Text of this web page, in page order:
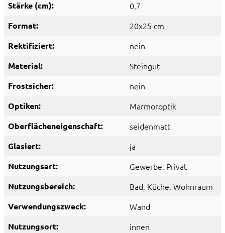
Stärke (cm): 0,7
Format: 20x25 cm
Rektifiziert: nein
Material: Steingut
Frostsicher: nein
Optiken: Marmoroptik
Oberflächeneigenschaft: seidenmatt
Glasiert: ja
Nutzungsart: Gewerbe, Privat
Nutzungsbereich: Bad, Küche, Wohnraum
Verwendungszweck: Wand
Nutzungsort: innen